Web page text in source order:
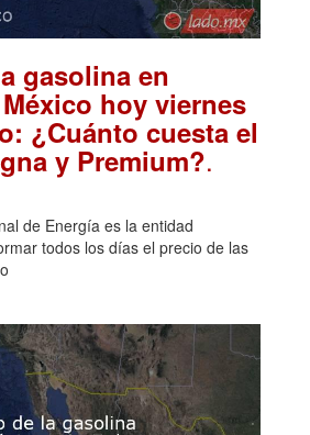
gasolina en
hoy viernes
¿Cuánto cuesta el
y Premium?.
de Energía es la entidad
todos los días el precio de las